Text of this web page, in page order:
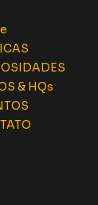
& HQs